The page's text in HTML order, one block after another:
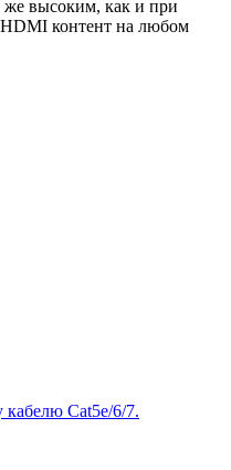
же высоким, как и при
HDMI контент на любом
Cat5e/6/7.